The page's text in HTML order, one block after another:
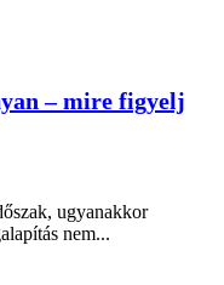
– mire figyelj
ugyanakkor
nem...